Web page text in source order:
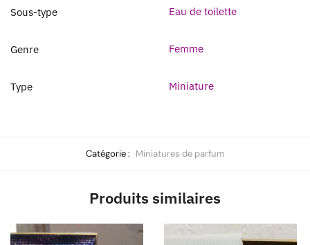
Sous-type Eau de toilette
Genre Femme
Type Miniature
Catégorie : Miniatures de parfum
Produits similaires